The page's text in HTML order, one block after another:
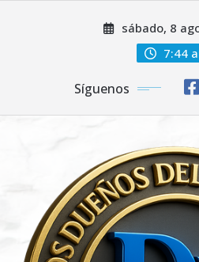
sábado, 8
7:44
Síguenos